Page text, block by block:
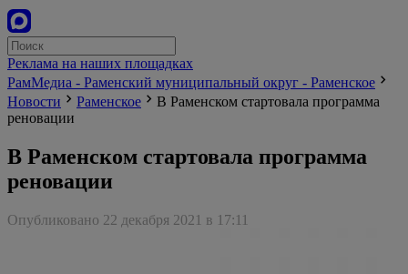
Реклама на наших площадках
РамМедиа - Раменский муниципальный округ - Раменское
Новости
Раменское
В Раменском стартовала программа
реновации
В Раменском стартовала программа
реновации
Опубликовано 22 декабря 2021 в 17:11